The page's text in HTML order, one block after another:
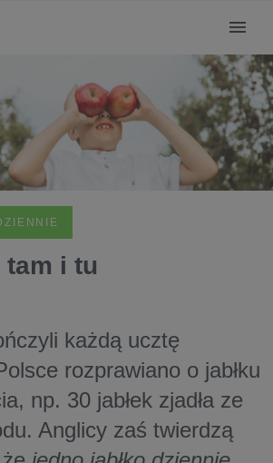
tam i tu
każdą ucztę
rozprawiano o jabłku
np. 30 jabłek zjadła ze
Anglicy zaś twierdzą